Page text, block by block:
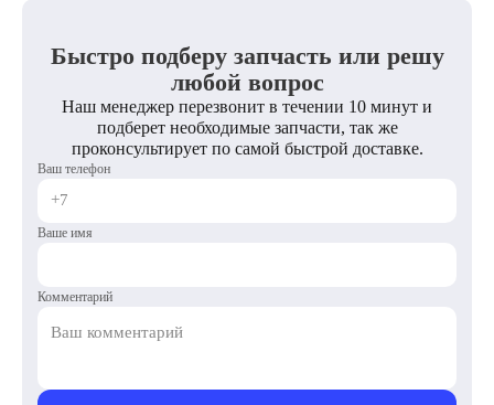
Быстро подберу запчасть или решу
любой вопрос
Наш менеджер перезвонит в течении 10 минут и
подберет необходимые запчасти, так же
проконсультирует по самой быстрой доставке.
Ваш телефон
Ваше имя
Комментарий